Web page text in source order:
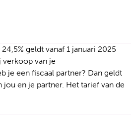
geldt vanaf 1 januari 2025
van je
je een fiscaal partner? Dan geldt
en je partner. Het tarief van de